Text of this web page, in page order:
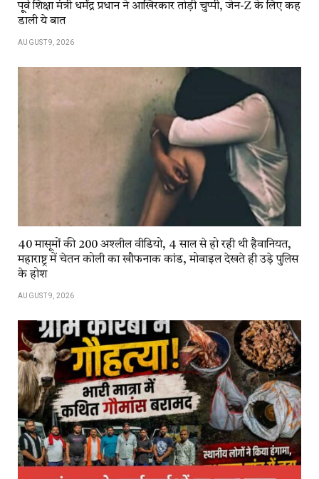
पू्र्व शिक्षा मंत्री धर्मेंद्र प्रधान ने आखिरकार तोड़ी चुप्पी, जेन-Z के लिए कह
डाली ये बात
AUGUST 9, 2026
40 मासूमों की 200 अश्लील वीडियो, 4 साल से हो रही थी हैवानियत,
महाराष्ट्र में चेतन कोली का खौफनाक कांड, मोबाइल देखते ही उड़े पुलिस
के होश
AUGUST 9, 2026